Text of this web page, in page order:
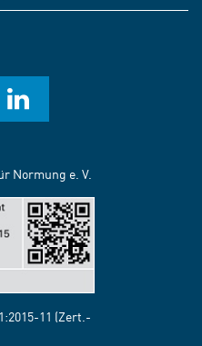
Normung e. V.
11 (Zert.-